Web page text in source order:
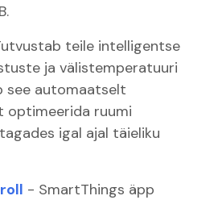
teile intelligentse
ja välistemperatuuri
see automaatselt
optimeerida ruumi
igal ajal täieliku
- SmartThings äpp